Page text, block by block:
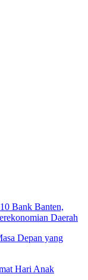
Bank Banten,
Daerah
Depan yang
Hari Anak